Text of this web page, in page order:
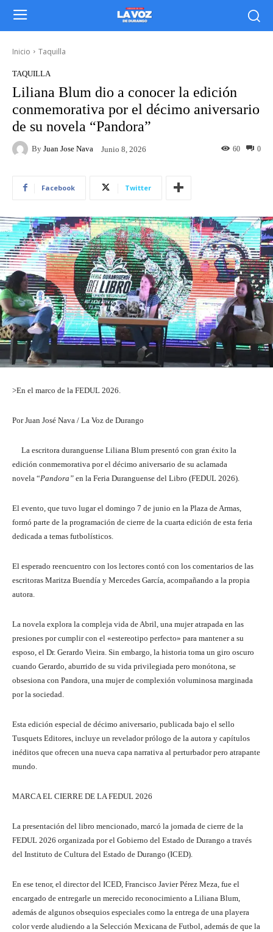
Inicio Taquilla
TAQUILLA
Liliana Blum dio a conocer la edición
conmemorativa por el décimo aniversario
de su novela “Pandora”
By Juan Jose Nava Junio 8, 2026 0
60
Facebook Twitter
>En el marco de la FEDUL 2026.
Por Juan José Nava / La Voz de Durango
La escritora duranguense Liliana Blum presentó con gran éxito la
edición conmemorativa por el décimo aniversario de su aclamada
novela “Pandora” en la Feria Duranguense del Libro (FEDUL 2026).
El evento, que tuvo lugar el domingo 7 de junio en la Plaza de Armas,
formó parte de la programación de cierre de la cuarta edición de esta feria
dedicada a temas futbolísticos.
El esperado reencuentro con los lectores contó con los comentarios de las
escritoras Maritza Buendía y Mercedes García, acompañando a la propia
autora.
La novela explora la compleja vida de Abril, una mujer atrapada en las
presiones por cumplir con el «estereotipo perfecto» para mantener a su
esposo, el Dr. Gerardo Vieira. Sin embargo, la historia toma un giro oscuro
cuando Gerardo, aburrido de su vida privilegiada pero monótona, se
obsesiona con Pandora, una mujer de complexión voluminosa marginada
por la sociedad.
Esta edición especial de décimo aniversario, publicada bajo el sello
Tusquets Editores, incluye un revelador prólogo de la autora y capítulos
inéditos que ofrecen una nueva capa narrativa al perturbador pero atrapante
mundo.
MARCA EL CIERRE DE LA FEDUL 2026
La presentación del libro mencionado, marcó la jornada de cierre de la
FEDUL 2026 organizada por el Gobierno del Estado de Durango a través
del Instituto de Cultura del Estado de Durango (ICED).
En ese tenor, el director del ICED, Francisco Javier Pérez Meza, fue el
encargado de entregarle un merecido reconocimiento a Liliana Blum,
además de algunos obsequios especiales como la entrega de una playera
color verde aludiendo a la Selección Mexicana de Futbol, además de que la